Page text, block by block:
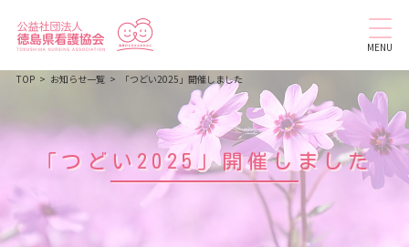
MENU
TOP お知らせ一覧 「つどい2025」開催しました
「つどい2025」開催しました